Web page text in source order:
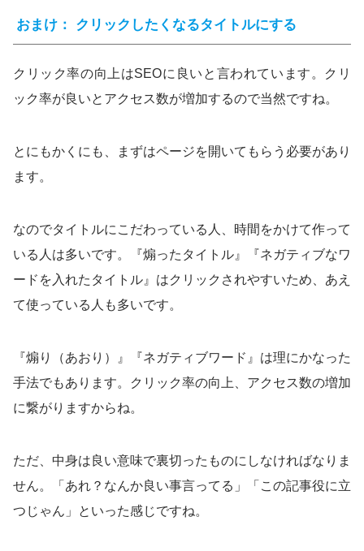
おまけ： クリックしたくなるタイトルにする
クリック率の向上はSEOに良いと言われています。クリ
ック率が良いとアクセス数が増加するので当然ですね。
とにもかくにも、まずはページを開いてもらう必要があり
ます。
なのでタイトルにこだわっている人、時間をかけて作って
いる人は多いです。『煽ったタイトル』『ネガティブなワ
ードを入れたタイトル』はクリックされやすいため、あえ
て使っている人も多いです。
『煽り（あおり）』『ネガティブワード』は理にかなった
手法でもあります。クリック率の向上、アクセス数の増加
に繋がりますからね。
ただ、中身は良い意味で裏切ったものにしなければなりま
せん。「あれ？なんか良い事言ってる」「この記事役に立
つじゃん」といった感じですね。